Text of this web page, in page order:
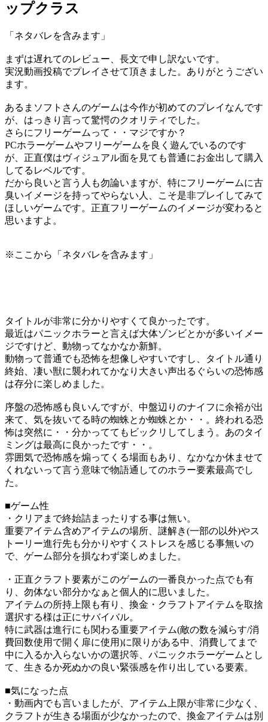
ップクラス
「ネタバレを含みます」
まずは遅れてのレビュー、長文で申し訳ないです。
実況動画投稿でプレイさせて頂きました。ありがとうござい
ます。
あるまソフトさんのゲームは今作が初めてのプレイなんです
が、はっきり言って驚愕のクオリティでした。
さらにフリーゲームって・・マジですか？
PCホラーゲームやフリーゲームを良く遊んでいるのです
が、正直僕はヴィジュアル面を見ても普通にお金出して購入
してるレベルです。
だから良いと言う人も勿論いますが、特にフリーゲームに古
臭いイメージを持ってやらない人、こそ是非プレイしてみて
ほしいゲームです。正直フリーゲームのイメージが変わると
思いますよ。
※ここから「ネタバレを含みます」
タイトルが非常に分かりやすくて良かったです。
最近はパニックホラーと言えば大体ゾンビとかが多いイメー
ジですけど、動物ってなかなか新鮮。
動物って普通でも恐怖を想像しやすいですし、タイトル通り
終始、凄い獣に襲われてかなり大きい声出るぐらいの恐怖感
は存分に楽しめました。
序盤の恐怖感も良いんですが、中盤辺りのナイフに余裕が出
来て、気を抜いてる時の蜘蛛とか蜘蛛とか・・。終われる恐
怖は突然に・・分かっててもビックリしてしまう。あのタイ
ミングは最高に良かったです・・。
雰囲気で恐怖感を煽ってくる場面もあり、なかなか休ませて
くれないって言う意味で物語通してのホラー要素最高でし
た。
■ゲーム性
・クリアまで終始詰まったりする事は無い。
重要アイテム含めアイテムの場所、謎解き(一部の以外)やス
トーリー進行先も分かりやすくストレスを感じる事無いの
で、ゲーム部分を損なわず楽しめました。
・正直クラフト要素がこのゲームの一番良かった点でも有
り、勿体ない部分かなぁと個人的に思いました。
アイテムの所持上限も有り、換金・クラフトアイテムを取捨
選択する様は正にサバイバル。
特に武器は進行にも関わる重要アイテム(敵の数を減らす/消
費回数使用で開く扉に使用)に限りがある中、消費してまで
中に入るか入らないかの選択等、パニックホラーゲームとし
て、生きるか死ぬかの良い緊張感を作り出している要素。
■気になった点
・動画内でも言いましたが、アイテム上限が非常に少なく、
クラフトが生きる場面が少なかったので、換金アイテムは別